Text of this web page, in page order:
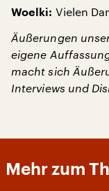
Woelki: Vielen
Äußerungen
eigene
macht sich
Interviews und
Mehr zum